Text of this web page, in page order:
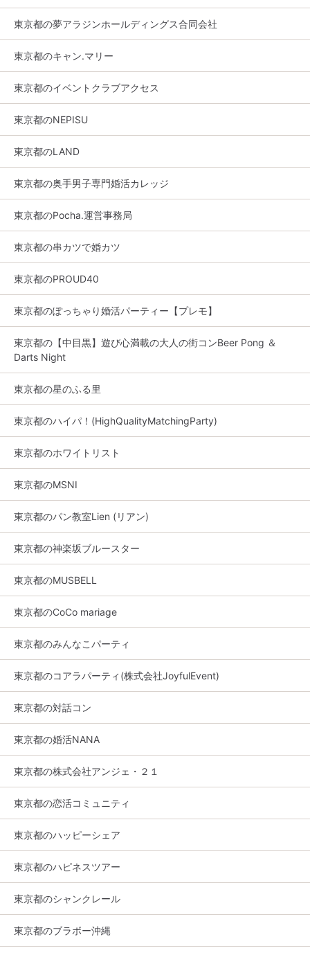
東京都の夢アラジンホールディングス合同会社
東京都のキャン.マリー
東京都のイベントクラブアクセス
東京都のNEPISU
東京都のLAND
東京都の奥手男子専門婚活カレッジ
東京都のPocha.運営事務局
東京都の串カツで婚カツ
東京都のPROUD40
東京都のぽっちゃり婚活パーティー【プレモ】
東京都の【中目黒】遊び心満載の大人の街コンBeer Pong ＆
Darts Night
東京都の星のふる里
東京都のハイパ！(HighQualityMatchingParty)
東京都のホワイトリスト
東京都のMSNI
東京都のパン教室Lien (リアン)
東京都の神楽坂ブルースター
東京都のMUSBELL
東京都のCoCo mariage
東京都のみんなこパーティ
東京都のコアラパーティ(株式会社JoyfulEvent)
東京都の対話コン
東京都の婚活NANA
東京都の株式会社アンジェ・２１
東京都の恋活コミュニティ
東京都のハッピーシェア
東京都のハピネスツアー
東京都のシャンクレール
東京都のブラボー沖縄